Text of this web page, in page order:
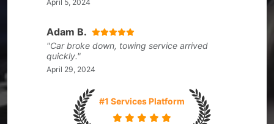
April 5, 2024
Adam B.
"Car broke down, towing service arrived
quickly."
April 29, 2024
#1 Services Platform